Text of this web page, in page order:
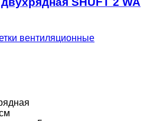
вентиляционные